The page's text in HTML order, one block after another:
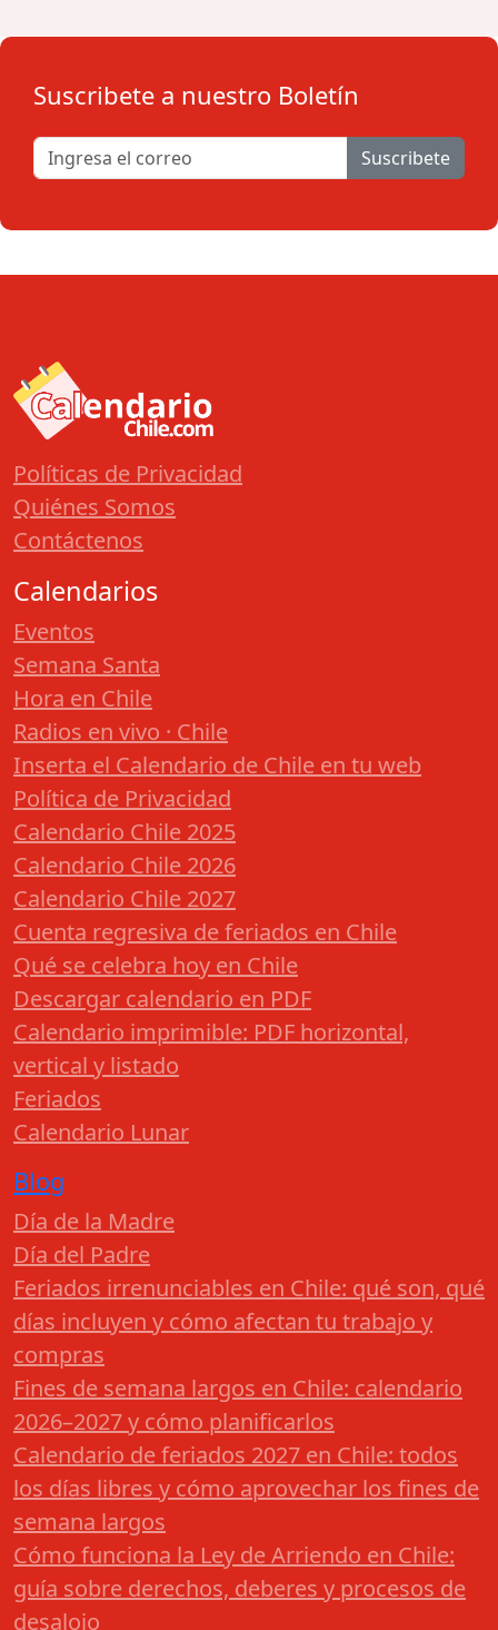
Suscribete a nuestro Boletín
Suscribete
Políticas de Privacidad
Quiénes Somos
Contáctenos
Calendarios
Eventos
Semana Santa
Hora en Chile
Radios en vivo · Chile
Inserta el Calendario de Chile en tu web
Política de Privacidad
Calendario Chile 2025
Calendario Chile 2026
Calendario Chile 2027
Cuenta regresiva de feriados en Chile
Qué se celebra hoy en Chile
Descargar calendario en PDF
Calendario imprimible: PDF horizontal,
vertical y listado
Feriados
Calendario Lunar
Blog
Día de la Madre
Día del Padre
Feriados irrenunciables en Chile: qué son, qué
días incluyen y cómo afectan tu trabajo y
compras
Fines de semana largos en Chile: calendario
2026–2027 y cómo planificarlos
Calendario de feriados 2027 en Chile: todos
los días libres y cómo aprovechar los fines de
semana largos
Cómo funciona la Ley de Arriendo en Chile:
guía sobre derechos, deberes y procesos de
desalojo